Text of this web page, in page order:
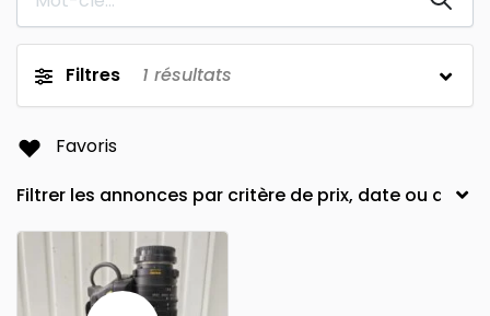
Filtres 1 résultats
Favoris